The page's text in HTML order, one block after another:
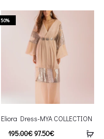
50%
Eliora Dress-MYA COLLECTION
195.00€ 97.50€